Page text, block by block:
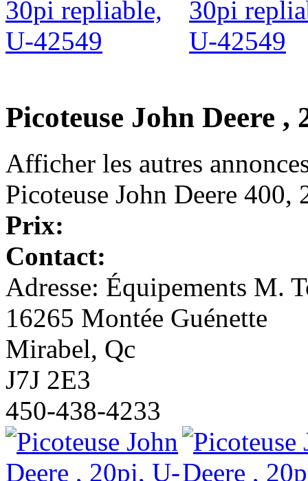
Picoteuse John Deere ,
Afficher les autres
Picoteuse John Deere
Prix:
Contact:
Adresse: Équipements M.
16265 Montée Guénette
Mirabel, Qc
J7J 2E3
450-438-4233